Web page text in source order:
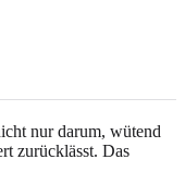
nur darum, wütend
zurücklässt. Das